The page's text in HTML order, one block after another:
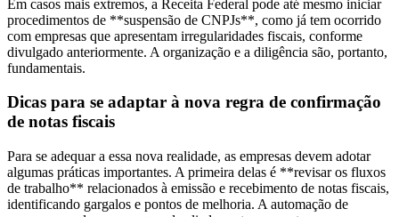
Em casos mais extremos, a Receita Federal pode até mesmo iniciar
procedimentos de **suspensão de CNPJs**, como já tem ocorrido
com empresas que apresentam irregularidades fiscais, conforme
divulgado anteriormente. A organização e a diligência são, portanto,
fundamentais.
Dicas para se adaptar à nova regra de confirmação
de notas fiscais
Para se adequar a essa nova realidade, as empresas devem adotar
algumas práticas importantes. A primeira delas é **revisar os fluxos
de trabalho** relacionados à emissão e recebimento de notas fiscais,
identificando gargalos e pontos de melhoria. A automação de